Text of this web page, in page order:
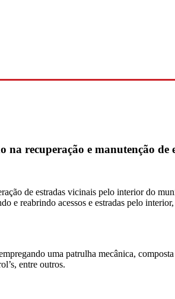
recuperação e manutenção
de estradas vicinais pelo interior do
reabrindo acessos e estradas pelo
uma patrulha mecânica,
entre outros.